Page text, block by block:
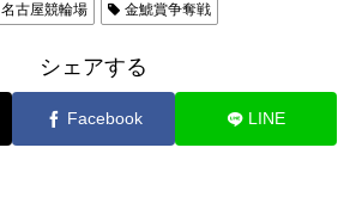
名古屋競輪場 金鯱賞争奪戦
シェアする
Facebook LINE